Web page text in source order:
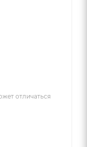
отличаться